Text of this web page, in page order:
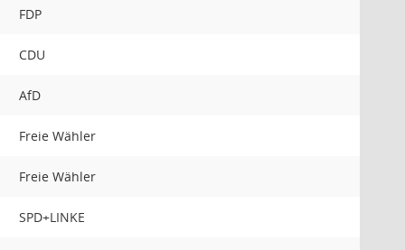
FDP
CDU
AfD
Freie Wähler
Freie Wähler
SPD+LINKE